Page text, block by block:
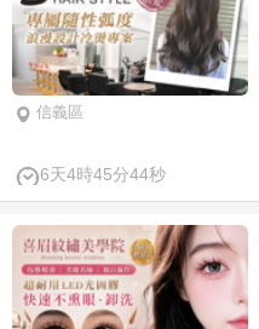
信義區
6天4時45分43秒